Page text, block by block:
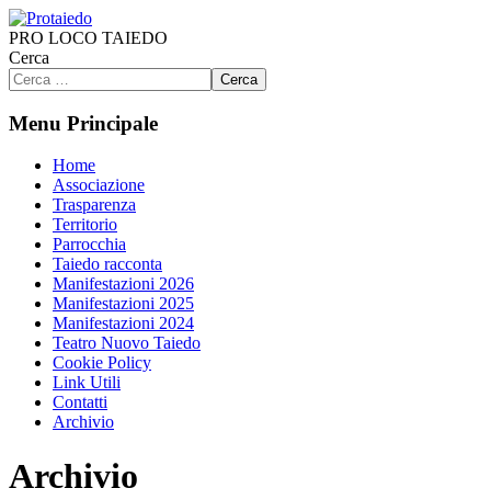
PRO LOCO TAIEDO
Cerca
Cerca
Menu Principale
Home
Associazione
Trasparenza
Territorio
Parrocchia
Taiedo racconta
Manifestazioni 2026
Manifestazioni 2025
Manifestazioni 2024
Teatro Nuovo Taiedo
Cookie Policy
Link Utili
Contatti
Archivio
Archivio